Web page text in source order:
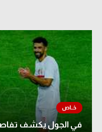
في الجول يكشف